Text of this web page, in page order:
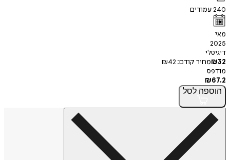
240עמודים
מאי
2025
דיגיטלי
₪32 מחיר קודם: ₪42
מודפס
₪67.2
הוספה לסל